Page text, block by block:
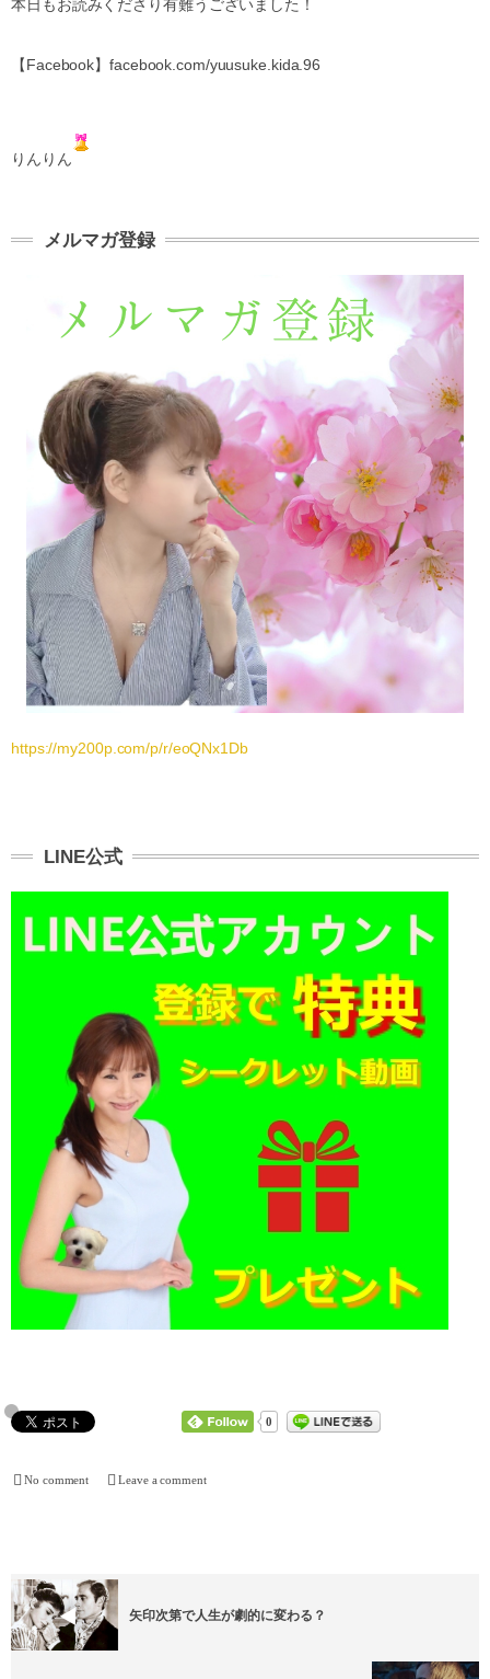
本日もお読みくださり有難うございました！
【Facebook】facebook.com/yuusuke.kida.96
りんりん
メルマガ登録
https://my200p.com/p/r/eoQNx1Db
LINE公式
0
No comment Leave a comment
矢印次第で人生が劇的に変わる？